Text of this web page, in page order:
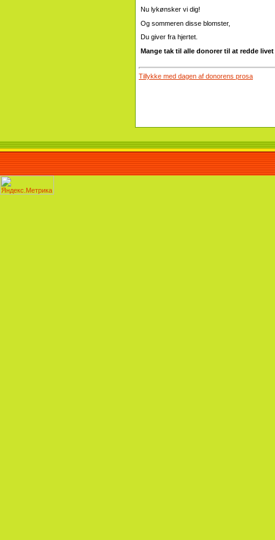
Nu lykønsker vi dig!
Og sommeren disse blomster,
Du giver fra hjertet.
Mange tak til alle donorer til at redde
Tillykke med dagen af ​​donorens prosa